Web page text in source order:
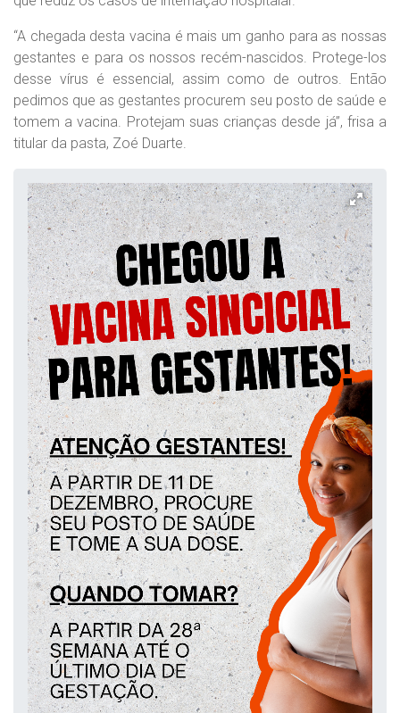
“A chegada desta vacina é mais um ganho para as nossas
gestantes e para os nossos recém-nascidos. Protege-los
desse vírus é essencial, assim como de outros. Então
pedimos que as gestantes procurem seu posto de saúde e
tomem a vacina. Protejam suas crianças desde já”, frisa a
titular da pasta, Zoé Duarte.